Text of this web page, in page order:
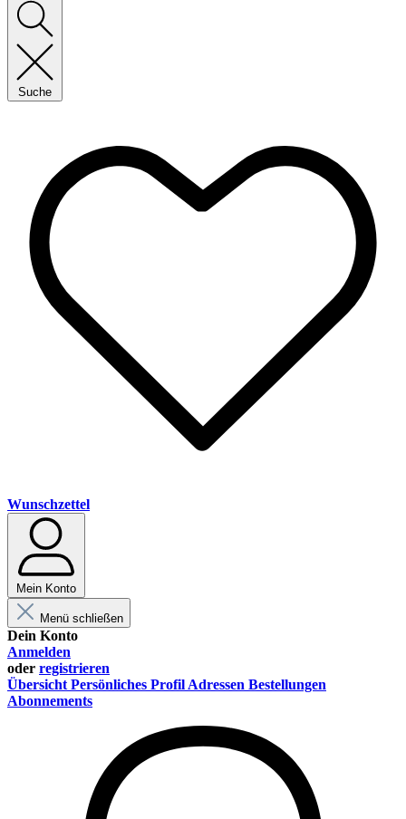
Suche
Wunschzettel
Mein Konto
Menü schließen
Dein Konto
Anmelden
oder registrieren
Übersicht Persönliches Profil Adressen Bestellungen
Abonnements